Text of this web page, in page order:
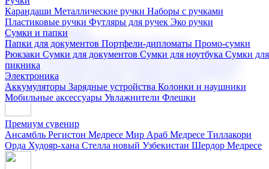
Карандаши Металлические ручки Наборы с ручками
Пластиковые ручки Футляры для ручек Эко ручки
Сумки и папки
Папки для документов Портфели-дипломаты Промо-сумки
Рюкзаки Сумки для документов Сумки для ноутбука Сумки для
пикника
Электроника
Аккумуляторы Зарядные устройства Колонки и наушники
Мобильные аксессуары Увлажнители Флешки
Подарочные наборы
Бизнес наборыКофейные наборы Кошельки
Наборы из кожиНаборы ручекНаборы с аккумуляторами
Наборы с бутылками для воды
Наборы с ежедневниками
Наборы с кружками
флешкамиНовогодние наборыЧайные наборы
Премиум сувенир
Ансамбль Регистон Медресе Мир Араб Медресе Тиллакори
Орда Худояр-хана Стелла новый Узбекистан Шердор Медресе